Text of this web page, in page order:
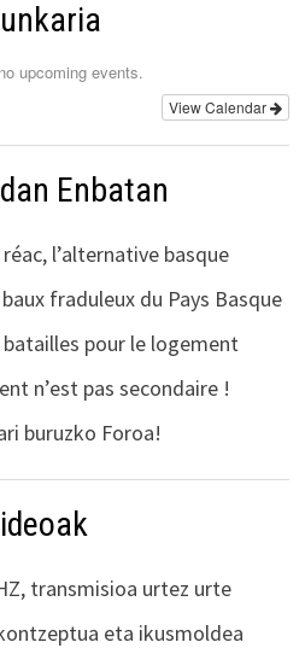
upcoming events.
View Calendar
Enbatan
réac, l’alternative basque
fraduleux du Pays Basque
batailles pour le logement
n’est pas secondaire !
buruzko Foroa!
transmisioa urtez urte
eta ikusmoldea